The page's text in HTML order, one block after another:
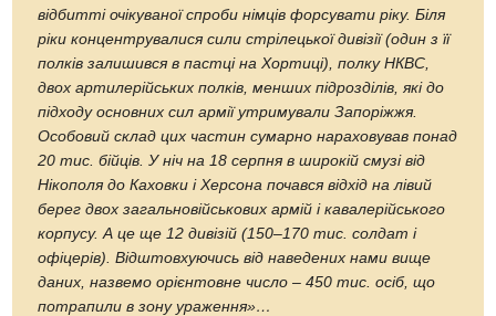
відбитті очікуваної спроби німців форсувати ріку. Біля
ріки концентрувалися сили стрілецької дивізії (один з її
полків залишився в пастці на Хортиці), полку НКВС,
двох артилерійських полків, менших підрозділів, які до
підходу основних сил армії утримували Запоріжжя.
Особовий склад цих частин сумарно нараховував понад
20 тис. бійців. У ніч на 18 серпня в широкій смузі від
Нікополя до Каховки і Херсона почався відхід на лівий
берег двох загальновійськових армій і кавалерійського
корпусу. А це ще 12 дивізій (150–170 тис. солдат і
офіцерів).
Відштовхуючись від наведених нами вище
даних, назвемо орієнтовне число – 450 тис. осіб, що
потрапили в зону ураження»…